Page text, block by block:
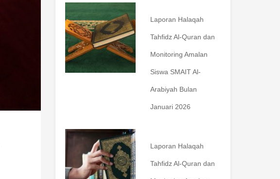
Laporan Halaqah
Tahfidz Al-Quran dan
Monitoring Amalan
Siswa SMAIT Al-
Arabiyah Bulan
Januari 2026
Laporan Halaqah
Tahfidz Al-Quran dan